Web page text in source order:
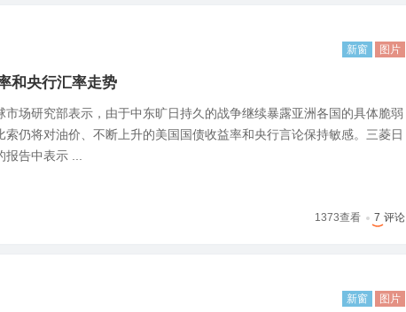
新窗 图片
和央行汇率走势
市场研究部表示，由于中东旷日持久的战争继续暴露亚洲各国的具体脆弱
索仍将对油价、不断上升的美国国债收益率和央行言论保持敏感。三菱日
告中表示 ...
1373查看 7 评论
新窗 图片